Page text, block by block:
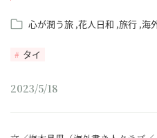
心が潤う旅 花人日和 旅行 海
タイ
2023/5/18